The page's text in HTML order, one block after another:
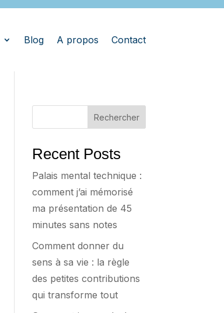
Blog A propos Contact
Rechercher
Recent Posts
Palais mental technique :
comment j’ai mémorisé
ma présentation de 45
minutes sans notes
Comment donner du
sens à sa vie : la règle
des petites contributions
qui transforme tout